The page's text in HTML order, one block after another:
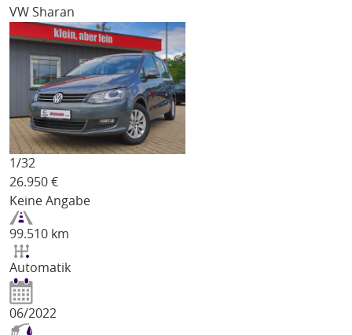
VW Sharan
1/32
26.950 €
Keine Angabe
99.510 km
Automatik
06/2022